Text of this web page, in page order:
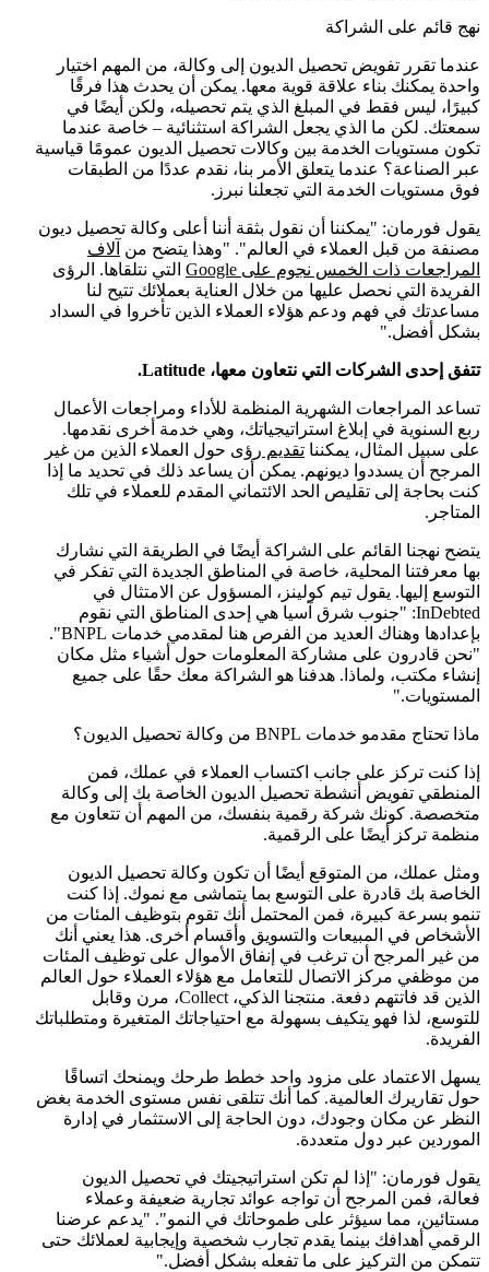
نهج قائم على الشراكة
عندما تقرر تفويض تحصيل الديون إلى وكالة، من المهم اختيار
واحدة يمكنك بناء علاقة قوية معها. يمكن أن يحدث هذا فرقًا
كبيرًا، ليس فقط في المبلغ الذي يتم تحصيله، ولكن أيضًا في
سمعتك. لكن ما الذي يجعل الشراكة استثنائية – خاصة عندما
تكون مستويات الخدمة بين وكالات تحصيل الديون عمومًا قياسية
عبر الصناعة؟ عندما يتعلق الأمر بنا، نقدم عددًا من الطبقات
فوق مستويات الخدمة التي تجعلنا نبرز.
يقول فورمان: "يمكننا أن نقول بثقة أننا أعلى وكالة تحصيل ديون
مصنفة من قبل العملاء في العالم". "وهذا يتضح من آلاف
المراجعات ذات الخمس نجوم على Google
التي نتلقاها. الرؤى
الفريدة التي نحصل عليها من خلال العناية بعملائك تتيح لنا
مساعدتك في فهم ودعم هؤلاء العملاء الذين تأخروا في السداد
بشكل أفضل."
تتفق إحدى الشركات التي نتعاون معها، Latitude.
تساعد المراجعات الشهرية المنظمة للأداء ومراجعات الأعمال
ربع السنوية في إبلاغ استراتيجياتك، وهي خدمة أخرى نقدمها.
على سبيل المثال، يمكننا تقديم رؤى حول العملاء الذين من غير
المرجح أن يسددوا ديونهم. يمكن أن يساعد ذلك في تحديد ما إذا
كنت بحاجة إلى تقليص الحد الائتماني المقدم للعملاء في تلك
المتاجر.
يتضح نهجنا القائم على الشراكة أيضًا في الطريقة التي نشارك
بها معرفتنا المحلية، خاصة في المناطق الجديدة التي تفكر في
التوسع إليها. يقول تيم كولينز، المسؤول عن الامتثال في
InDebted: "جنوب شرق آسيا هي إحدى المناطق التي نقوم
بإعدادها وهناك العديد من الفرص هنا لمقدمي خدمات BNPL".
"نحن قادرون على مشاركة المعلومات حول أشياء مثل مكان
إنشاء مكتب، ولماذا. هدفنا هو الشراكة معك حقًا على جميع
المستويات."
ماذا تحتاج مقدمو خدمات BNPL من وكالة تحصيل الديون؟
إذا كنت تركز على جانب اكتساب العملاء في عملك، فمن
المنطقي تفويض أنشطة تحصيل الديون الخاصة بك إلى وكالة
متخصصة. كونك شركة رقمية بنفسك، من المهم أن تتعاون مع
منظمة تركز أيضًا على الرقمية.
ومثل عملك، من المتوقع أيضًا أن تكون وكالة تحصيل الديون
الخاصة بك قادرة على التوسع بما يتماشى مع نموك. إذا كنت
تنمو بسرعة كبيرة، فمن المحتمل أنك تقوم بتوظيف المئات من
الأشخاص في المبيعات والتسويق وأقسام أخرى. هذا يعني أنك
من غير المرجح أن ترغب في إنفاق الأموال على توظيف المئات
من موظفي مركز الاتصال للتعامل مع هؤلاء العملاء حول العالم
الذين قد فاتتهم دفعة. منتجنا الذكي، Collect، مرن وقابل
للتوسع، لذا فهو يتكيف بسهولة مع احتياجاتك المتغيرة ومتطلباتك
الفريدة.
يسهل الاعتماد على مزود واحد خطط طرحك ويمنحك اتساقًا
حول تقاريرك العالمية. كما أنك تتلقى نفس مستوى الخدمة بغض
النظر عن مكان وجودك، دون الحاجة إلى الاستثمار في إدارة
الموردين عبر دول متعددة.
يقول فورمان: "إذا لم تكن استراتيجيتك في تحصيل الديون
فعالة، فمن المرجح أن تواجه عوائد تجارية ضعيفة وعملاء
مستائين، مما سيؤثر على طموحاتك في النمو". "يدعم عرضنا
الرقمي أهدافك بينما يقدم تجارب شخصية وإيجابية لعملائك حتى
تتمكن من التركيز على ما تفعله بشكل أفضل."